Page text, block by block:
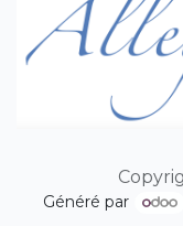
Généré par